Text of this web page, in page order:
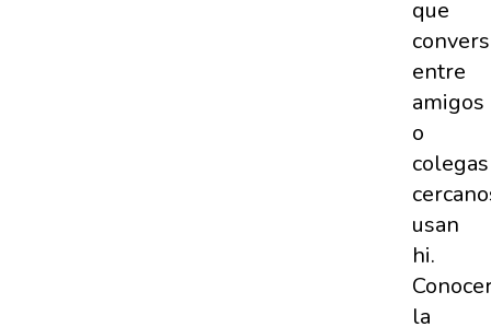
que
entre
amigos
o
colegas
usan
hi.
la